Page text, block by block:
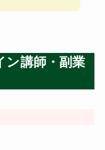
講師・副業